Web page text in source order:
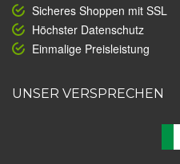
Sicheres Shoppen mit SSL
Höchster Datenschutz
Einmalige Preisleistung
UNSER VERSPRECHEN